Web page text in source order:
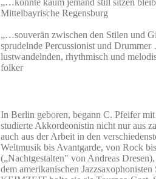
„…konnte kaum jemand still sitzen
Mittelbayrische Regensburg
„…souverän zwischen den Stilen und
sprudelnde Percussionist und
lustwandelnden, rhythmisch und
folker
In Berlin geboren, begann C. Pfeifer
studierte Akkordeonistin nicht nur aus
auch aus der Arbeit in den
Weltmusik bis Avantgarde, von Rock
(„Nachtgestalten" von Andreas
dem amerikanischen